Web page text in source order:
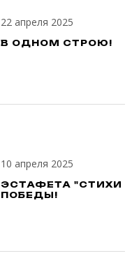
22 апреля 2025
В ОДНОМ СТРОЮ!
10 апреля 2025
ЭСТАФЕТА "СТИХИ
ПОБЕДЫ!